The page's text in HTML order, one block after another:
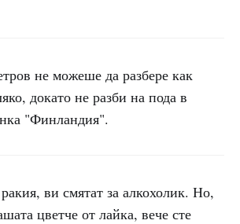
не можеше да разбере как
докато не разби на пода в
"Финландия".
ви смятат за алкохолик. Но,
цветче от лайка, вече сте